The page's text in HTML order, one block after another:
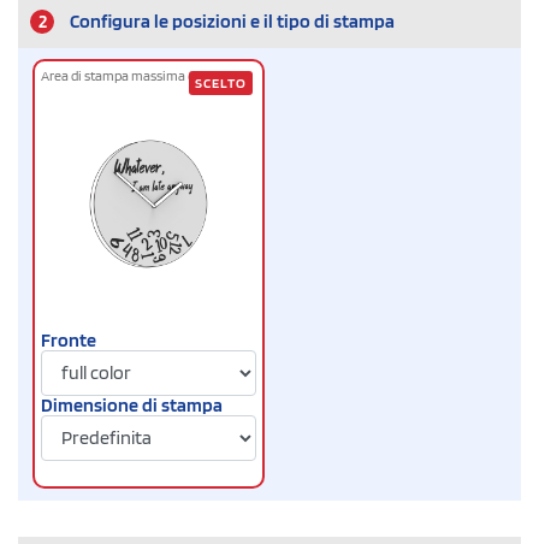
2 Configura le posizioni e il tipo di stampa
Area di stampa massima cmØ24
Fronte
Dimensione di stampa
SCELTO